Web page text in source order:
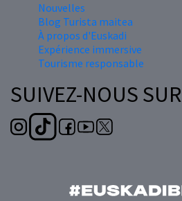
Nouvelles
Blog Turista maitea
À propos d'Euskadi
Expérience immersive
Tourisme responsable
SUIVEZ-NOUS SUR